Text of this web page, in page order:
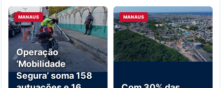
MANAUS
Operação
‘Mobilidade
Segura’ soma 158
MANAUS